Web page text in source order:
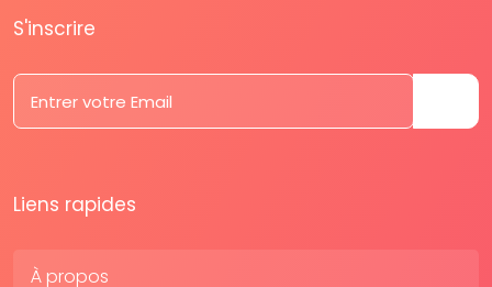
S'inscrire
Liens rapides
À propos